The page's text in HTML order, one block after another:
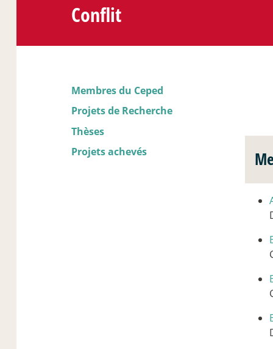
Conflit
Membres du Ceped
Projets de Recherche
Thèses
Projets achevés